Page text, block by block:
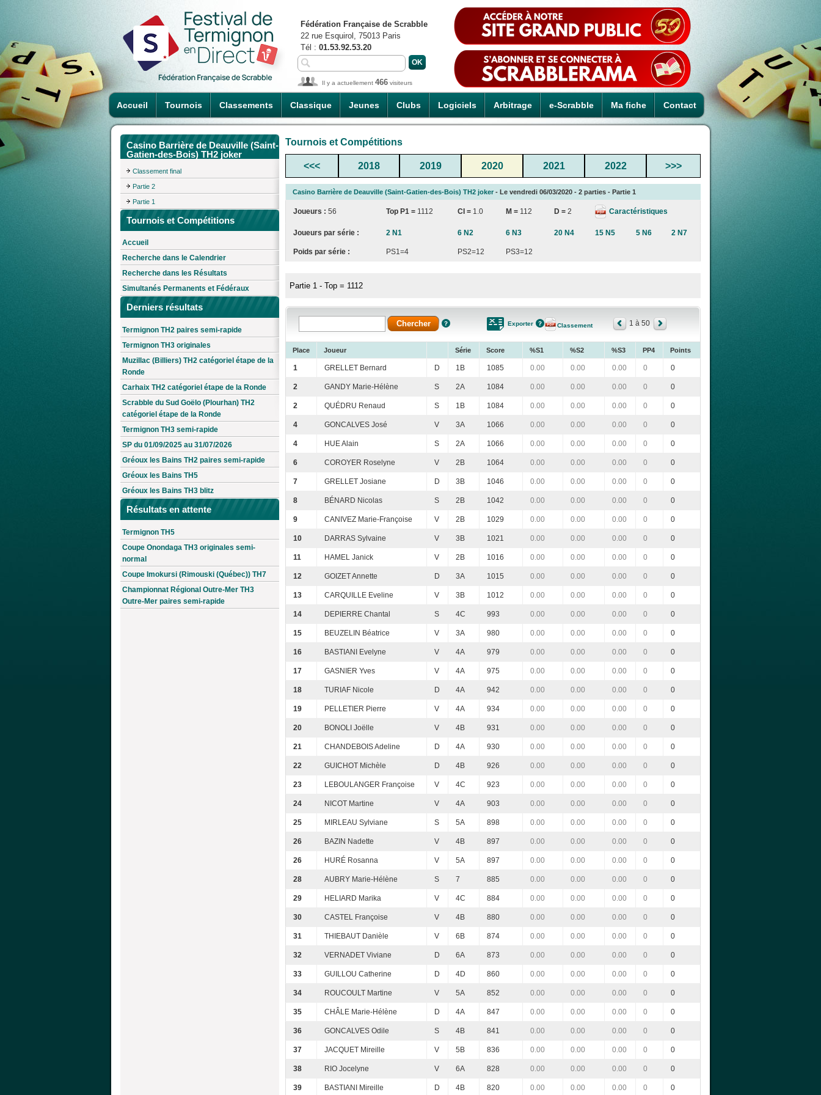
Accueil Tournois Classements Classique Jeunes Clubs Logiciels Arbitrage e-Scrabble Ma fiche Contact
Fédération Française de Scrabble
22 rue Esquirol, 75013 Paris
Tél : 01.53.92.53.20
Il y a actuellement 466 visiteurs
Casino Barrière de Deauville (Saint-
Gatien-des-Bois) TH2 joker
Classement final
Partie 2
Partie 1
Tournois et Compétitions
Accueil
Recherche dans le Calendrier
Recherche dans les Résultats
Simultanés Permanents et Fédéraux
Derniers résultats
Termignon TH2 paires semi-rapide
Termignon TH3 originales
Muzillac (Billiers) TH2 catégoriel étape de la
Ronde
Carhaix TH2 catégoriel étape de la Ronde
Scrabble du Sud Goëlo (Plourhan) TH2
catégoriel étape de la Ronde
Termignon TH3 semi-rapide
SP du 01/09/2025 au 31/07/2026
Gréoux les Bains TH2 paires semi-rapide
Gréoux les Bains TH5
Gréoux les Bains TH3 blitz
Résultats en attente
Termignon TH5
Coupe Onondaga TH3 originales semi-
normal
Coupe Imokursi (Rimouski (Québec)) TH7
Championnat Régional Outre-Mer TH3
Outre-Mer paires semi-rapide
Tournois et Compétitions
<<< 2018 2019 2020 2021 2022 >>>
Casino Barrière de Deauville (Saint-Gatien-des-Bois) TH2 joker - Le vendredi 06/03/2020 - 2 parties - Partie 1
Joueurs : 56 Top P1 = 1112 CI = 1.0 M = 112 D = 2 Caractéristiques
Joueurs par série : 2 N1 6 N2 6 N3 20 N4 15 N5 5 N6 2 N7
Poids par série : PS1=4 PS2=12 PS3=12
Partie 1 - Top = 1112
Exporter Classement 1 à 50
Place Joueur Série Score %S1 %S2 %S3 PP4 Points
1 GRELLET Bernard D 1B 1085 0.00 0.00 0.00 0 0
2 GANDY Marie-Hélène S 2A 1084 0.00 0.00 0.00 0 0
2 QUÉDRU Renaud S 1B 1084 0.00 0.00 0.00 0 0
4 GONCALVES José V 3A 1066 0.00 0.00 0.00 0 0
4 HUE Alain S 2A 1066 0.00 0.00 0.00 0 0
6 COROYER Roselyne V 2B 1064 0.00 0.00 0.00 0 0
7 GRELLET Josiane D 3B 1046 0.00 0.00 0.00 0 0
8 BÉNARD Nicolas S 2B 1042 0.00 0.00 0.00 0 0
9 CANIVEZ Marie-Françoise V 2B 1029 0.00 0.00 0.00 0 0
10 DARRAS Sylvaine V 3B 1021 0.00 0.00 0.00 0 0
11 HAMEL Janick V 2B 1016 0.00 0.00 0.00 0 0
12 GOIZET Annette D 3A 1015 0.00 0.00 0.00 0 0
13 CARQUILLE Eveline V 3B 1012 0.00 0.00 0.00 0 0
14 DEPIERRE Chantal S 4C 993 0.00 0.00 0.00 0 0
15 BEUZELIN Béatrice V 3A 980 0.00 0.00 0.00 0 0
16 BASTIANI Evelyne V 4A 979 0.00 0.00 0.00 0 0
17 GASNIER Yves V 4A 975 0.00 0.00 0.00 0 0
18 TURIAF Nicole D 4A 942 0.00 0.00 0.00 0 0
19 PELLETIER Pierre V 4A 934 0.00 0.00 0.00 0 0
20 BONOLI Joëlle V 4B 931 0.00 0.00 0.00 0 0
21 CHANDEBOIS Adeline D 4A 930 0.00 0.00 0.00 0 0
22 GUICHOT Michèle D 4B 926 0.00 0.00 0.00 0 0
23 LEBOULANGER Françoise V 4C 923 0.00 0.00 0.00 0 0
24 NICOT Martine V 4A 903 0.00 0.00 0.00 0 0
25 MIRLEAU Sylviane S 5A 898 0.00 0.00 0.00 0 0
26 BAZIN Nadette V 4B 897 0.00 0.00 0.00 0 0
26 HURÉ Rosanna V 5A 897 0.00 0.00 0.00 0 0
28 AUBRY Marie-Hélène S 7 885 0.00 0.00 0.00 0 0
29 HELIARD Marika V 4C 884 0.00 0.00 0.00 0 0
30 CASTEL Françoise V 4B 880 0.00 0.00 0.00 0 0
31 THIEBAUT Danièle V 6B 874 0.00 0.00 0.00 0 0
32 VERNADET Viviane D 6A 873 0.00 0.00 0.00 0 0
33 GUILLOU Catherine D 4D 860 0.00 0.00 0.00 0 0
34 ROUCOULT Martine V 5A 852 0.00 0.00 0.00 0 0
35 CHÂLE Marie-Hélène D 4A 847 0.00 0.00 0.00 0 0
36 GONCALVES Odile S 4B 841 0.00 0.00 0.00 0 0
37 JACQUET Mireille V 5B 836 0.00 0.00 0.00 0 0
38 RIO Jocelyne V 6A 828 0.00 0.00 0.00 0 0
39 BASTIANI Mireille D 4B 820 0.00 0.00 0.00 0 0